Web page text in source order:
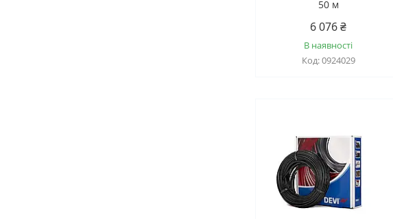
50 м
6 076 ₴
В наявності
0924029